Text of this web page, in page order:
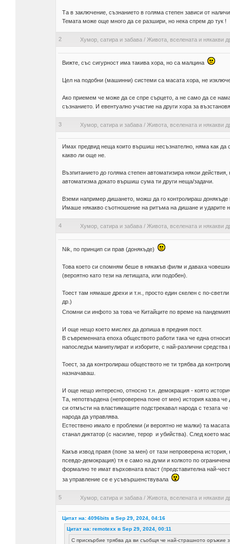
Та в заключение, съзнанието в голяма степен зависи от
Темата може още много да се разшири, но нека спрем до тук !
2 Хумор, сатира и забава / Живота, вселената и някакви
Вижте, със сигурност има такива хора, но са малцина
Цел на подобни (машинни) системи са масата хора, не
Ако приемем че може да се спре сърцето, а не само да се
съзнанието. И евентуално участие на други хора за
3 Хумор, сатира и забава / Живота, вселената и някакви
Имах предвид неща които вършиш несъзнателно, няма как да
какво ли още не.
Възпитанието до голяма степен автоматизира някои
автоматизма докато вършиш сума ти други неща/задачи.
Вземи например дишането, можш да го контролираш
Имаше някакво съотношение на ритъма на дишане и ударите
4 Хумор, сатира и забава / Живота, вселената и някакви
Nik, по принцип си прав (донякъде)
Това което си спомням беше в някакъв филм и даваха
(вероятно като тези на летищата, или подобен).
Тоест там нямаше дрехи и т.н., просто един скелен с по-
др.)
Спомни си инфото за това че Китайците по време на
И още нещо което мислех да допиша в предния пост.
В съвременната епоха обществото работи така че една
напоследък манипулират и изборите, с най-различни средства
Тоест, за да контролираш обществото не ти трябва да
назначаваш.
И още нещо интересно, относно т.н. демокрация - която
Та, непотвърдена (непроверена поне от мен) история казва че
си отмъсти на властимащите подстрекавал народа с тезата
народа да управлява.
Естествено имало е проблеми (и вероятно не малки) та
станал диктатор (с насилие, терор и убийства). След което
Какъв извод правя (поне за мен) от тази непроверена
псевдо-демокрация) тя е само на думи и колкото по
формално те имат върховната власт (представителна най-
за управление се е усъвършенствувала
5 Хумор, сатира и забава / Живота, вселената и някакви
Цитат на: 4096bits в Sep 29, 2024, 04:16
Цитат на: remotexx в Sep 29, 2024, 00:11
С прискърбие трябва да ви съобщя че най-страшното оръжие